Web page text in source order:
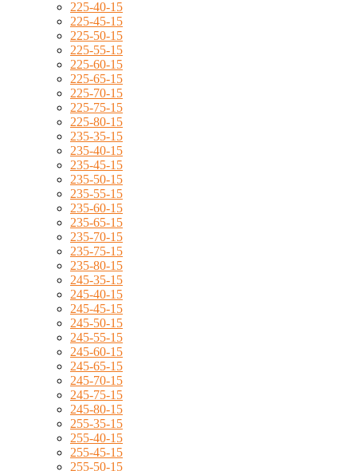
225-40-15
225-45-15
225-50-15
225-55-15
225-60-15
225-65-15
225-70-15
225-75-15
225-80-15
235-35-15
235-40-15
235-45-15
235-50-15
235-55-15
235-60-15
235-65-15
235-70-15
235-75-15
235-80-15
245-35-15
245-40-15
245-45-15
245-50-15
245-55-15
245-60-15
245-65-15
245-70-15
245-75-15
245-80-15
255-35-15
255-40-15
255-45-15
255-50-15